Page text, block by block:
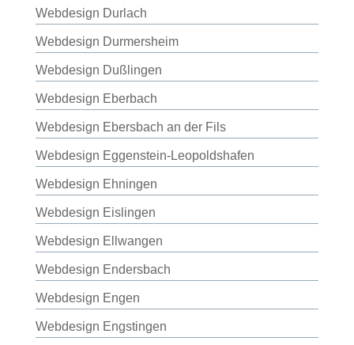
Webdesign Durlach
Webdesign Durmersheim
Webdesign Dußlingen
Webdesign Eberbach
Webdesign Ebersbach an der Fils
Webdesign Eggenstein-Leopoldshafen
Webdesign Ehningen
Webdesign Eislingen
Webdesign Ellwangen
Webdesign Endersbach
Webdesign Engen
Webdesign Engstingen